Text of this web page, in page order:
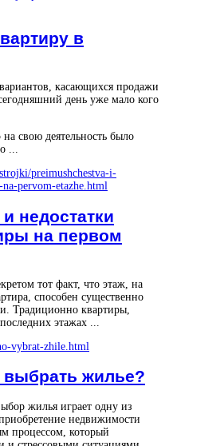
в
касающихся продажи
день уже мало кого
на свою деятельность было
...
недостатки
на первом
тот факт, что этаж, на
способен существенно
Традиционно квартиры,
этажах ...
выбрать жилье?
жилья играет одну из
недвижимости
процессом, который